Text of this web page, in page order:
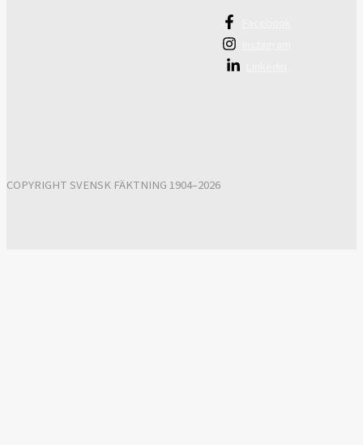
COPYRIGHT SVENSK FÄKTNING 1904–2026